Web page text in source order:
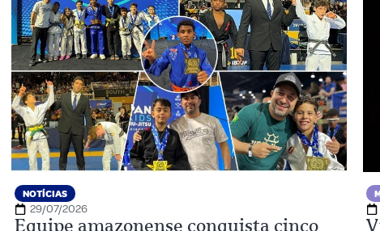
NOTÍCIAS
29/07/2026
Equipe amazonense conquista cinco